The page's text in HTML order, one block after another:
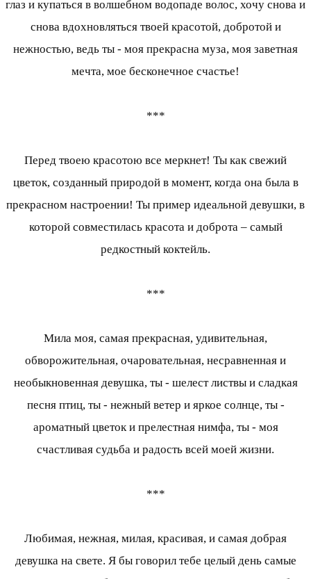
глаз и купаться в волшебном водопаде волос, хочу снова и
снова вдохновляться твоей красотой, добротой и
нежностью, ведь ты - моя прекрасна муза, моя заветная
мечта, мое бесконечное счастье!
***
Перед твоею красотою все меркнет! Ты как свежий
цветок, созданный природой в момент, когда она была в
прекрасном настроении! Ты пример идеальной девушки, в
которой совместилась красота и доброта – самый
редкостный коктейль.
***
Мила моя, самая прекрасная, удивительная,
обворожительная, очаровательная, несравненная и
необыкновенная девушка, ты - шелест листвы и сладкая
песня птиц, ты - нежный ветер и яркое солнце, ты -
ароматный цветок и прелестная нимфа, ты - моя
счастливая судьба и радость всей моей жизни.
***
Любимая, нежная, милая, красивая, и самая добрая
девушка на свете. Я бы говорил тебе целый день самые